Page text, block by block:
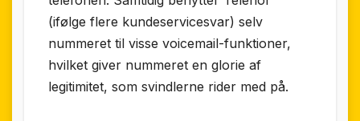
(ifølge flere kundeservicesvar) selv
nummeret til visse voicemail-funktioner,
hvilket giver nummeret en glorie af
legitimitet, som svindlerne rider med på.